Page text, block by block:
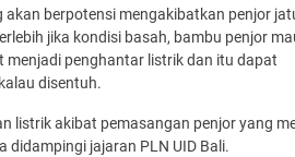
akan berpotensi mengakibatkan penjor
jika kondisi basah, bambu penjor
menjadi penghantar listrik dan itu dapat
disentuh.
listrik akibat pemasangan penjor yang
didampingi jajaran PLN UID Bali.